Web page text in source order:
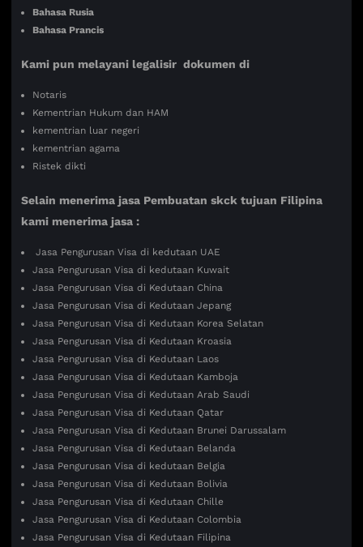
Bahasa Rusia
Bahasa Prancis
Kami pun melayani legalisir dokumen di
Notaris
Kementrian Hukum dan HAM
kementrian luar negeri
kementrian agama
Ristek dikti
Selain menerima jasa Pembuatan skck tujuan Filipina
kami menerima jasa :
Jasa Pengurusan Visa di kedutaan UAE
Jasa Pengurusan Visa di kedutaan Kuwait
Jasa Pengurusan Visa di Kedutaan China
Jasa Pengurusan Visa di Kedutaan Jepang
Jasa Pengurusan Visa di Kedutaan Korea Selatan
Jasa Pengurusan Visa di Kedutaan Kroasia
Jasa Pengurusan Visa di Kedutaan Laos
Jasa Pengurusan Visa di Kedutaan Kamboja
Jasa Pengurusan Visa di Kedutaan Arab Saudi
Jasa Pengurusan Visa di Kedutaan Qatar
Jasa Pengurusan Visa di Kedutaan Brunei Darussalam
Jasa Pengurusan Visa di Kedutaan Belanda
Jasa Pengurusan Visa di kedutaan Belgia
Jasa Pengurusan Visa di Kedutaan Bolivia
Jasa Pengurusan Visa di Kedutaan Chille
Jasa Pengurusan Visa di Kedutaan Colombia
Jasa Pengurusan Visa di Kedutaan Filipina